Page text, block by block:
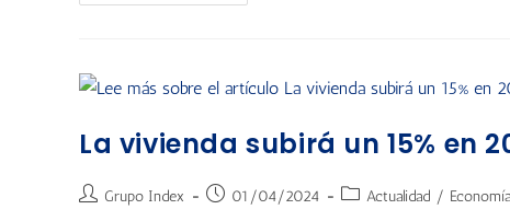
La vivienda subirá un 15% en
Grupo Index 01/04/2024 Actualidad / Economía